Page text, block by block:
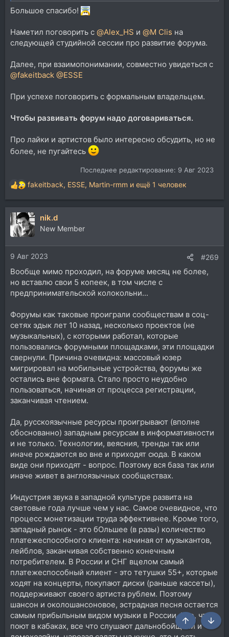
Большое спасибо!
Наметил поговорить с @Alex_HS и @M Clis на
следующей студийной сессии про развитие форума.
Далее, при взаимопонимании, совместно увидеться с
@fakeitback @ESSE
При успехе поговорить с формальным владельцем.
Чтобы развивать форум надо договариваться.
Про лайки и артистов было интересно обсудить, но не
более, не пугайтесь
Последнее редактирование: 9 Авг 2023
Р
е
а
к
ц
и
и
:
fakeitback, ESSE, Martin-rmm и ещё 1 человек
nik.d
New Member
9 Авг 2023 #269
Вообще мимо проходил, на форуме месяц не более,
но вставлю свои 5 копеек, в том числе с
предпринимательской колокольни...
Форумы как таковые проиграли сообществам в соц-
сетях эдык лет 10 назад, несколько проектов (не
музыкальных), с которыми работал, которые
пользовались форумными площадками, эти площадки
свернули. Причина очевидна: массовый юзер
мигрировал на мобильные устройства, форумы же
остались вне формата. Стало просто неудобно
пользоваться, начиная от процесса регистрации,
заканчивая чтением.
Да, русскоязычные ресурсы проигрывают (вполне
обоснованно) западным ресурсам в информативности
и не только. Технологии, веясния, тренды так или
иначе рождаются во вне и приходят сюда. В каком
виде они приходят - вопрос. Поэтому вся база так или
иначе живет в англоязычных сообществах.
Индустрия звука в западной культуре развита на
световые года лучше чем у нас. Самое очевидное, что
процесс монетизации труда эффективнее. Кроме того,
западный рынок - это бОльшее (в разы) количество
платежеспособного клиента: начиная от музыкантов,
лейблов, заканчивая собственно конечным
потребителем. В России и СНГ вцелом самый
платежеспособный клиент - это тетушки 55+, которые
ходят на концерты, покупают диски (раньше кассеты),
поддерживают своего артиста рублем. Поэтому
шансон и околошансоновое, эстрадная песня остается
самым прибыльным видом музыки в России. Все, что
поют в кабаках, все что слушают дальнобойщики и